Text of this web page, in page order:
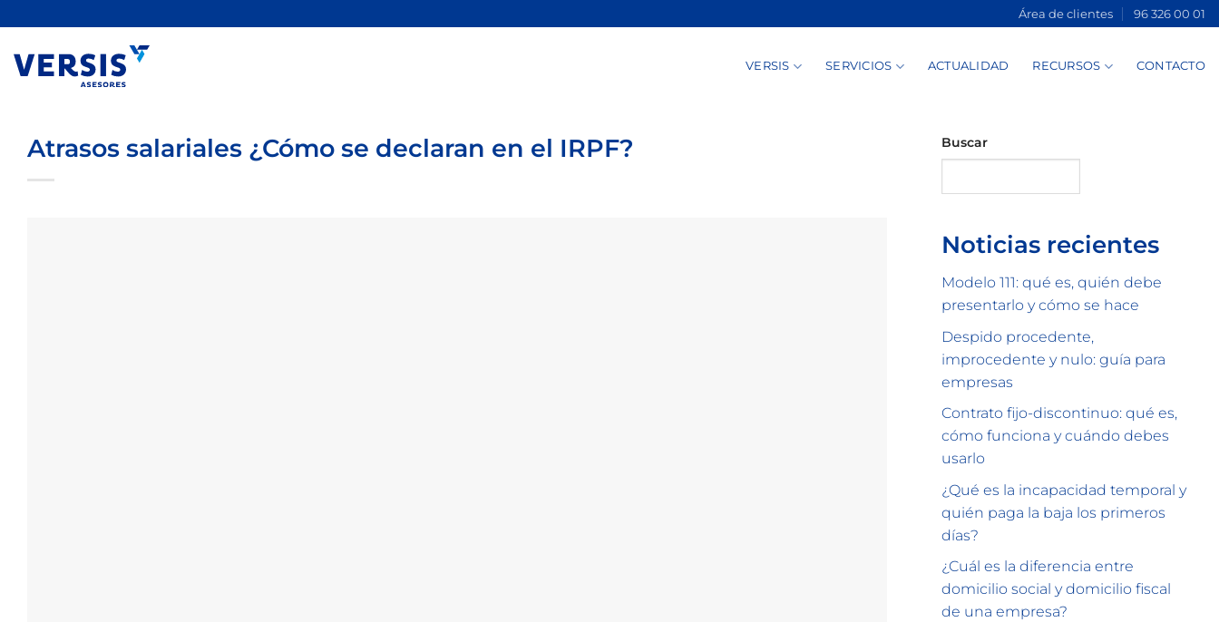
contenido
Área de clientes 96 326 00 01
VERSIS SERVICIOS ACTUALIDAD RECURSOS CONTACTO
Atrasos salariales ¿Cómo se declaran en el IRPF? Buscar
Noticias recientes
Modelo 111: qué es, quién debe
presentarlo y cómo se hace
Despido procedente,
improcedente y nulo: guía para
empresas
Contrato fijo-discontinuo: qué es,
cómo funciona y cuándo debes
usarlo
¿Qué es la incapacidad temporal y
quién paga la baja los primeros
días?
¿Cuál es la diferencia entre
domicilio social y domicilio fiscal
de una empresa?